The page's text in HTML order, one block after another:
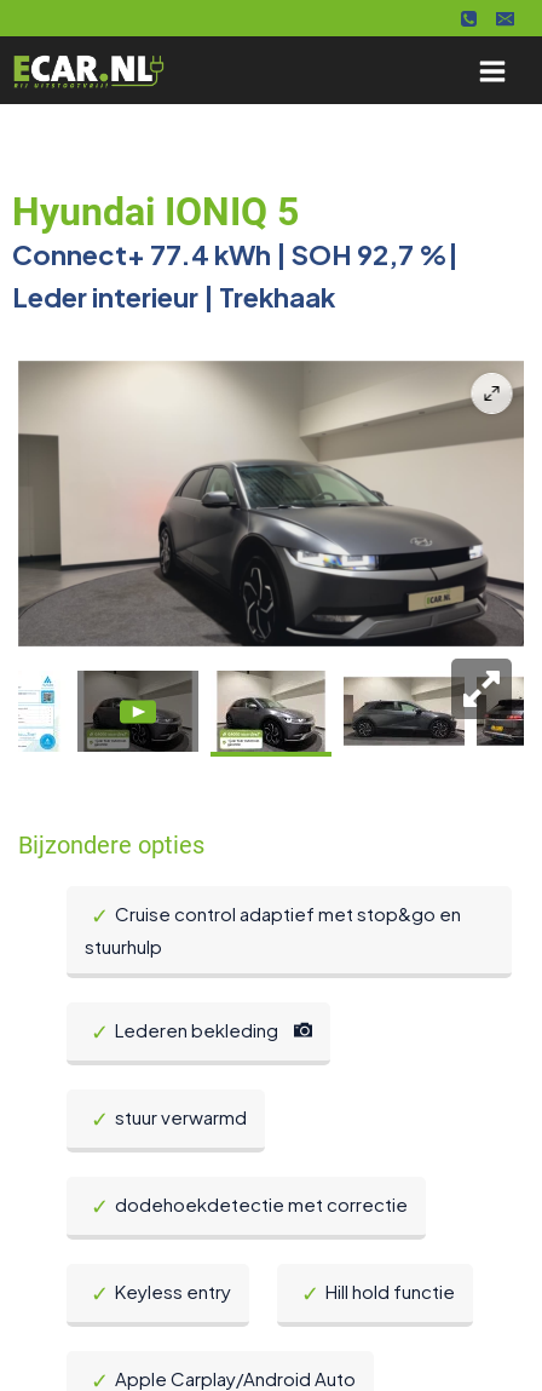
naar
inhoud
Hyundai IONIQ 5
Connect+ 77.4 kWh | SOH 92,7 %|
Leder interieur | Trekhaak
Bijzondere opties
Cruise control adaptief met stop&go en
stuurhulp
Lederen bekleding
stuur verwarmd
dodehoekdetectie met correctie
Keyless entry Hill hold functie
Apple Carplay/Android Auto